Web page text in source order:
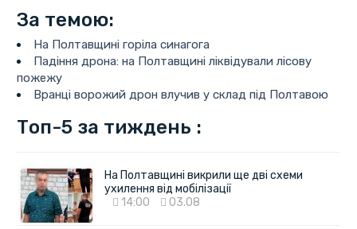
За темою:
На Полтавщині горіла синагога
Падіння дрона: на Полтавщині ліквідували лісову
пожежу
Вранці ворожий дрон влучив у склад під Полтавою
Топ-5 за тиждень :
На Полтавщині викрили ще дві схеми
ухилення від мобілізації
14:00
03.08